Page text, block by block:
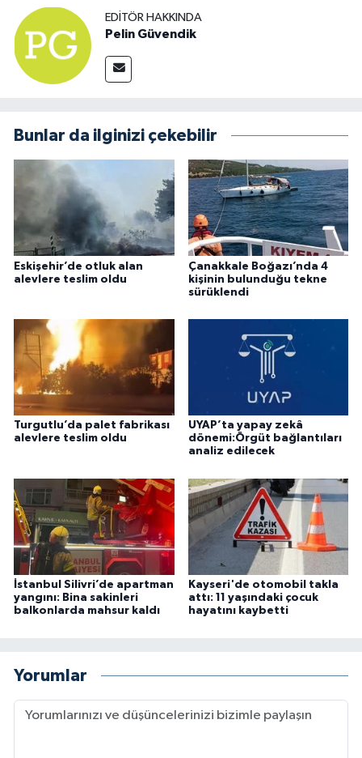
EDITÖR HAKKINDA
Pelin Güvendik
Bunlar da ilginizi çekebilir
Eskişehir’de otluk alan
alevlere teslim oldu
Çanakkale Boğazı’nda 4
kişinin bulunduğu tekne
sürüklendi
Turgutlu’da palet fabrikası
alevlere teslim oldu
UYAP’ta yapay zekâ
dönemi:Örgüt bağlantıları
analiz edilecek
İstanbul Silivri’de apartman
yangını: Bina sakinleri
balkonlarda mahsur kaldı
Kayseri'de otomobil takla
attı: 11 yaşındaki çocuk
hayatını kaybetti
Yorumlar